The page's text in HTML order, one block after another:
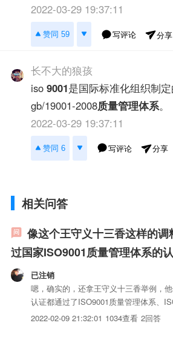
2022-03-29 19:37:11
赞同 59 写评论 分享
长不大的狼孩
iso9001是国际标准化组织制
gb/19001-2008质量管理体系。
2022-03-29 19:37:11
赞同 6 写评论 分享
相关问答
像这个王守义十三香这样的
过国家ISO9001质量管理体系的
已注销
嗯，确实的，还拿王守义十三香举例，
认证都通过了ISO9001质量管理体系、
理体系、OHSAS18001职业健康安全管
2022-02-09 21:32:01 1034查看 2回答